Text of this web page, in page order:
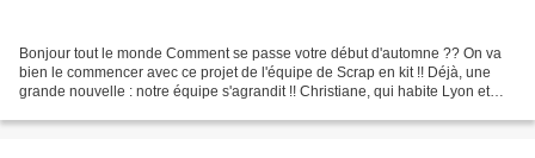
Bonjour tout le monde Comment se passe votre début d'automne ?? On va
bien le commencer avec ce projet de l'équipe de Scrap en kit !! Déjà, une
grande nouvelle : notre équipe s'agrandit !! Christiane, qui habite Lyon et